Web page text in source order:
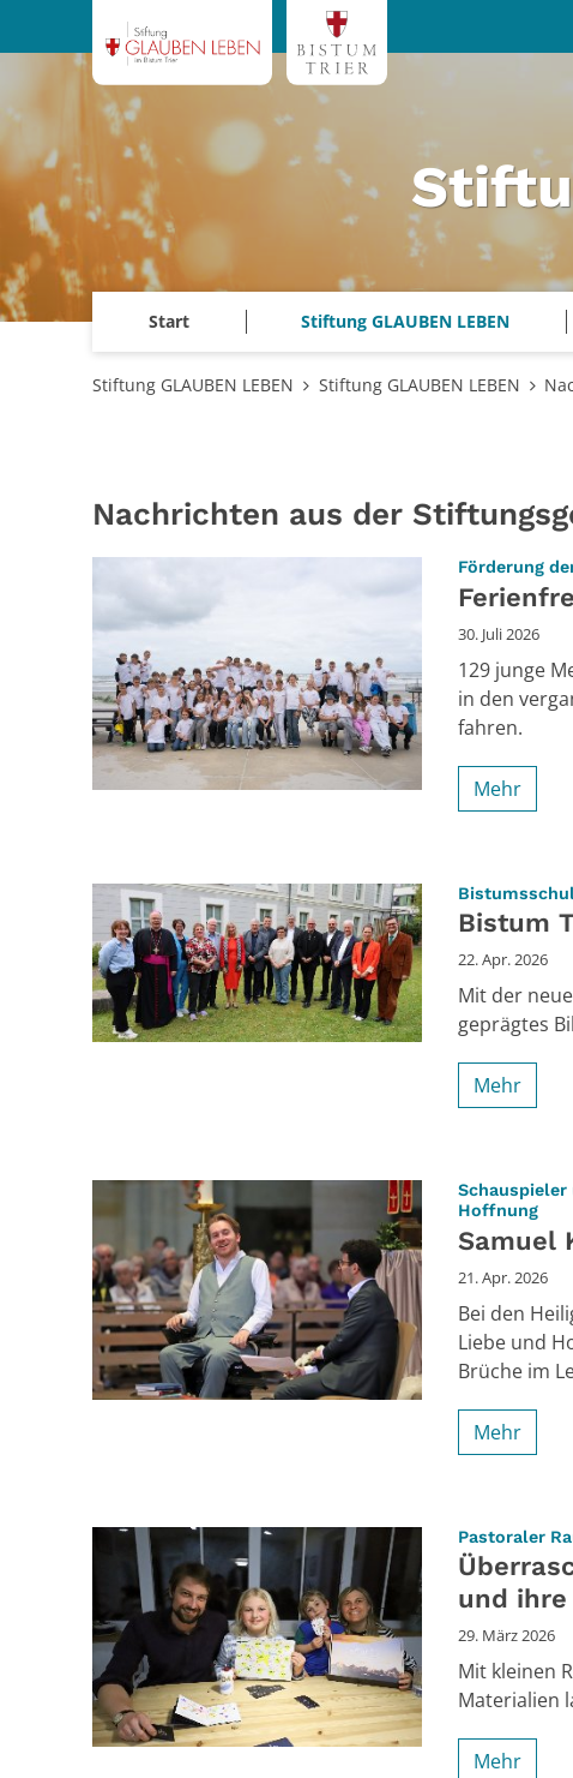
Start Stiftung GLAUBEN LEBEN
Stiftung GLAUBEN LEBEN Stiftung GLAUBEN LEBEN
Nachrichten aus der
Förderung
30. Juli 2026
129 junge
in den
fahren.
Mehr
Bistum
22. Apr. 2026
Mit der
geprägtes
Mehr
Schauspieler
Hoffnung
Samuel
21. Apr. 2026
Bei den
Liebe und
Brüche im
Mehr
Pastoraler
und
29. März 2026
Mit kleinen
Materialien
Mehr